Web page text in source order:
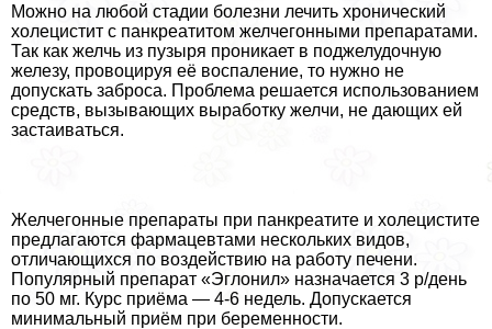
Можно на любой стадии болезни лечить хронический
холецистит с панкреатитом желчегонными препаратами.
Так как желчь из пузыря проникает в поджелудочную
железу, провоцируя её воспаление, то нужно не
допускать заброса. Проблема решается использованием
средств, вызывающих выработку желчи, не дающих ей
застаиваться.
Желчегонные препараты при панкреатите и холецистите
предлагаются фармацевтами нескольких видов,
отличающихся по воздействию на работу печени.
Популярный препарат «Эглонил» назначается 3 р/день
по 50 мг. Курс приёма — 4-6 недель. Допускается
минимальный приём при беременности.